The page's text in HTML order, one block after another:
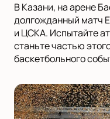
В Казани, на арене
долгожданный матч
и ЦСКА. Испытайте
станьте частью
баскетбольного